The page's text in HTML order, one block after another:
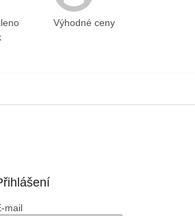
Výhodné ceny
mail